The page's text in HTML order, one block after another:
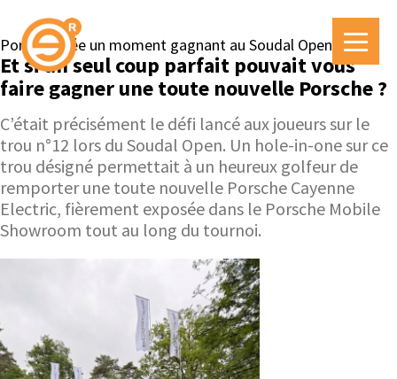
Porsche crée un moment gagnant au Soudal Open
Et si un seul coup parfait pouvait vous
faire gagner une toute nouvelle Porsche ?
C’était précisément le défi lancé aux joueurs sur le
trou n°12 lors du Soudal Open. Un hole-in-one sur ce
trou désigné permettait à un heureux golfeur de
remporter une toute nouvelle Porsche Cayenne
Electric, fièrement exposée dans le Porsche Mobile
Showroom tout au long du tournoi.